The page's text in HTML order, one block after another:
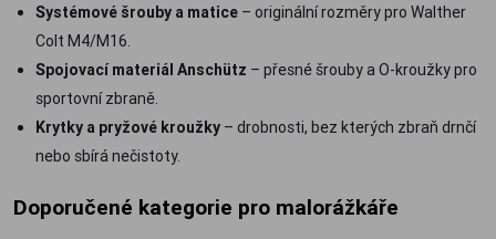
Systémové šrouby a matice – originální rozměry pro Walther
Colt M4/M16.
Spojovací materiál Anschütz – přesné šrouby a O-kroužky pro
sportovní zbraně.
Krytky a pryžové kroužky – drobnosti, bez kterých zbraň drnčí
nebo sbírá nečistoty.
Doporučené kategorie pro malorážkáře